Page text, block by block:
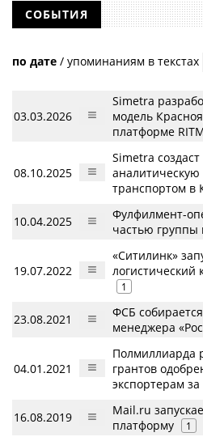
СОБЫТИЯ
по дате / упоминаниям в текстах
03.03.2026
Simetra
модель
платформе
08.10.2025
Simetra
аналитическую
транспортом в
10.04.2025
Фулфилмент-
частью
19.07.2022
«Ситилинк»
логистический
1
23.08.2021
ФСБ
менеджера
04.01.2021
Полмиллиарда
грантов
экспортерам за
16.08.2019
Mail.ru
платформу
1